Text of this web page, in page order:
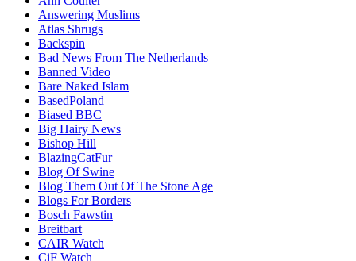
Answering Muslims
Atlas Shrugs
Backspin
Bad News From The Netherlands
Banned Video
Bare Naked Islam
BasedPoland
Biased BBC
Big Hairy News
Bishop Hill
BlazingCatFur
Blog Of Swine
Blog Them Out Of The Stone Age
Blogs For Borders
Bosch Fawstin
Breitbart
CAIR Watch
CiF Watch